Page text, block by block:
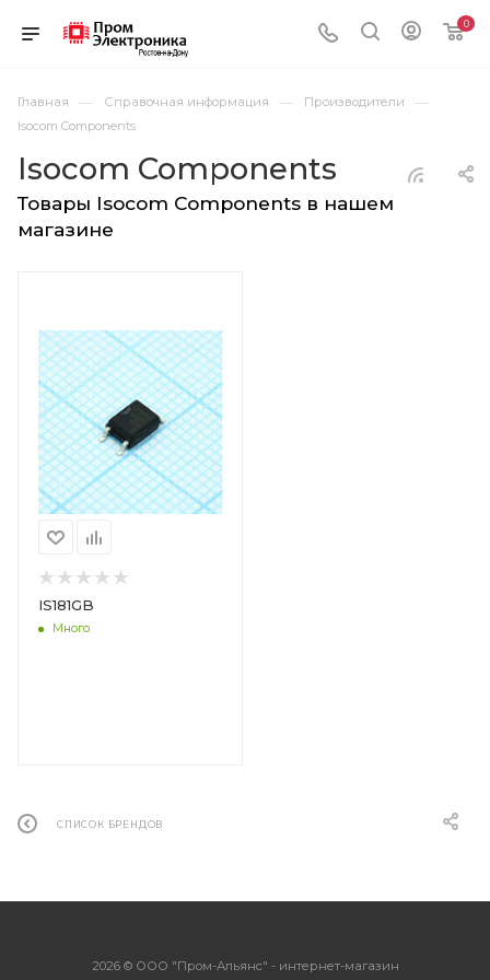
0
Главная — Справочная информация — Производители —
Isocom Components
Isocom Components
Товары Isocom Components в нашем
магазине
IS181GB
Много
СПИСОК БРЕНДОВ
2026 © ООО "Пром-Альянс" - интернет-магазин